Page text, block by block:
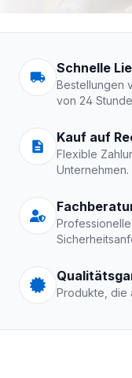
Schnelle
Bestellungen
von 24
Kauf auf
Flexible
Unternehmen.
Produkte, die